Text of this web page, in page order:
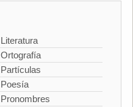
Literatura
Ortografía
Partículas
Poesía
Pronombres